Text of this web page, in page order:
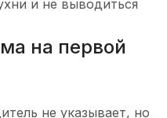
и не выводиться
на первой
не указывает, но